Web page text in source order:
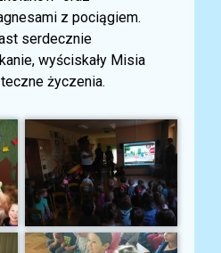
z pociągiem.
serdecznie
wyściskały Misia
życzenia.